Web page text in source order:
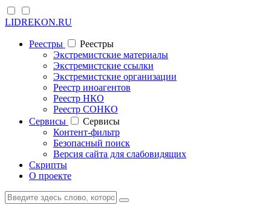
LIDREKON.RU
Реестры
Реестры
Экстремистские материалы
Экстремистские ссылки
Экстремистские организации
Реестр иноагентов
Реестр НКО
Реестр СОНКО
Cервисы
Cервисы
Контент-фильтр
Безопасный поиск
Версия сайта для слабовидящих
Скрипты
О проекте